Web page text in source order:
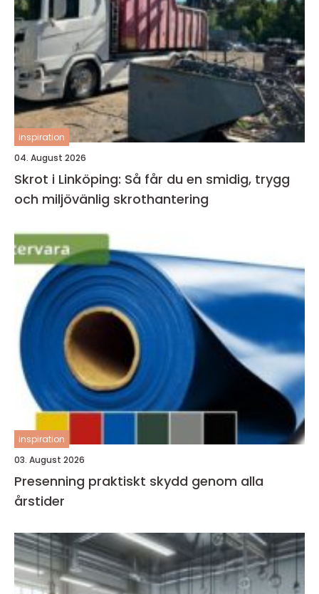
inspiration
04. August 2026
Skrot i Linköping: Så får du en smidig, trygg
och miljövänlig skrothantering
inspiration
03. August 2026
Presenning praktiskt skydd genom alla
årstider